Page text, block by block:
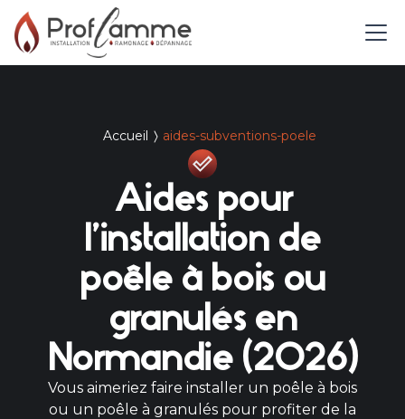
Accueil aides-subventions-poele
Aides pour
l’installation de
poêle à bois ou
granulés en
Normandie (2026)
Vous aimeriez faire installer un poêle à bois
ou un poêle à granulés pour profiter de la